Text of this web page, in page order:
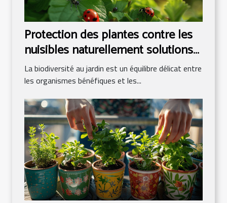
Protection des plantes contre les
nuisibles naturellement solutions
écologiques
La biodiversité au jardin est un équilibre délicat entre
les organismes bénéfiques et les...